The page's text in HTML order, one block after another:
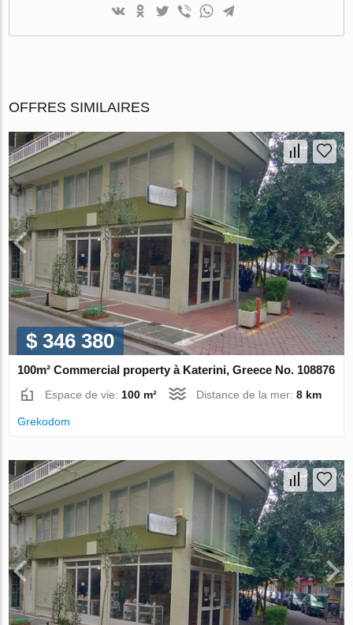
OFFRES SIMILAIRES
$ 346 380
100m² Commercial property à Katerini, Greece No. 108876
Espace de vie:100 m² Distance de la mer:8 km
Grekodom